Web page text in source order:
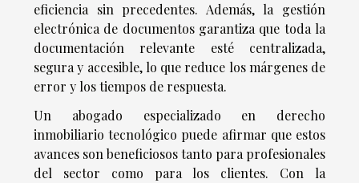
eficiencia sin precedentes. Además, la gestión
electrónica de documentos garantiza que toda la
documentación relevante esté centralizada,
segura y accesible, lo que reduce los márgenes de
error y los tiempos de respuesta.
Un abogado especializado en derecho
inmobiliario tecnológico puede afirmar que estos
avances son beneficiosos tanto para profesionales
del sector como para los clientes. Con la